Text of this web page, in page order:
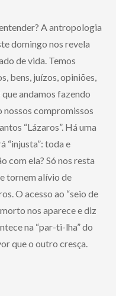
A antropologia
domingo nos revela
de vida. Temos
bens, juízos, opiniões,
andamos fazendo
nossos compromissos
“Lázaros”. Há uma
“injusta”: toda e
com ela? Só nos resta
tornem alívio de
O acesso ao “seio de
nos aparece e diz
na “par-ti-lha” do
que o outro cresça.